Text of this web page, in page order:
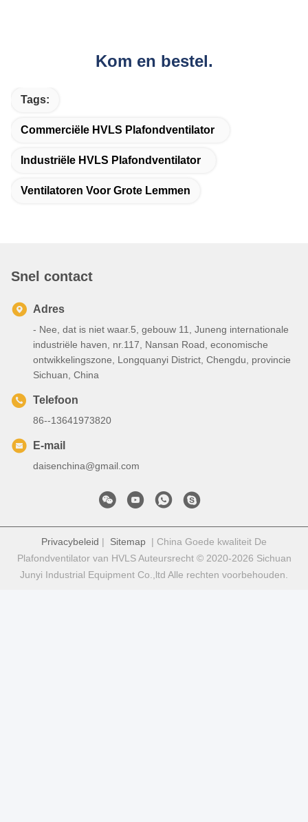
Kom en bestel.
Tags:
Commerciële HVLS Plafondventilator
Industriële HVLS Plafondventilator
Ventilatoren Voor Grote Lemmen
Snel contact
Adres
- Nee, dat is niet waar.5, gebouw 11, Juneng internationale
industriële haven, nr.117, Nansan Road, economische
ontwikkelingszone, Longquanyi District, Chengdu, provincie
Sichuan, China
Telefoon
86--13641973820
E-mail
daisenchina@gmail.com
Privacybeleid | Sitemap | China Goede kwaliteit De
Plafondventilator van HVLS Auteursrecht © 2020-2026 Sichuan
Junyi Industrial Equipment Co.,ltd Alle rechten voorbehouden.